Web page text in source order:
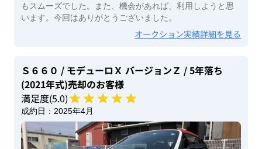
もスムーズでした。また、機会があれば、利用しようと思
います。今回はありがとうございました。
オークション実績詳細を見る
Ｓ６６０ / モデューロＸ バージョンＺ / 5年落ち
(2021年式)売却のお客様
満足度(5.0)
成約日： 2025年4月